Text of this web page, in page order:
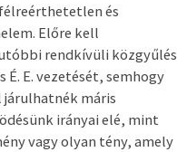
és
Előre kell
rendkívüli közgyűlés
E. vezetését, semhogy
járulhatnék máris
irányai elé, mint
vagy olyan tény, amely